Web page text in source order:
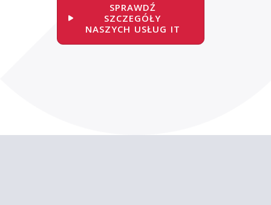
SPRAWDŹ
SZCZEGÓŁY
NASZYCH USŁUG IT